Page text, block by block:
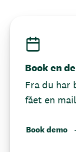
Book en
Fra du har
fået en
Book demo